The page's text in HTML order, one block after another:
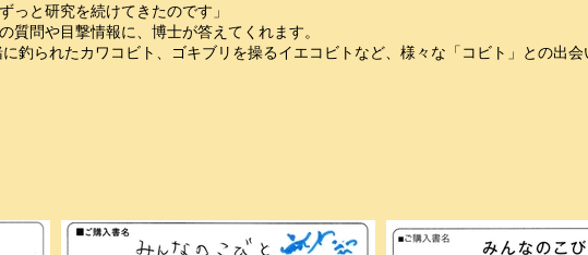
っと研究を続けてきたのです」
質問や目撃情報に、博士が答えてくれます。
釣られたカワコビト、ゴキブリを操るイエコビトなど、様々な「コビト」との出会